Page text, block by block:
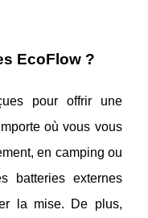
EcoFlow ?
pour offrir une
où vous vous
en camping ou
batteries externes
la mise. De plus,